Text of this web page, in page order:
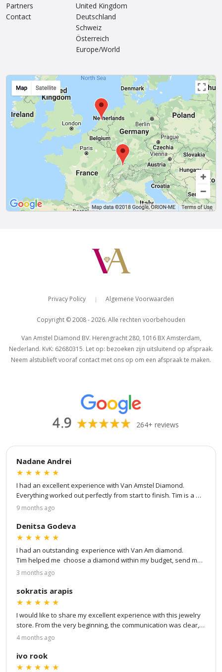
Brug
€ 500 excl. BTW
Noorderkerk
€ 500
Van Amstel Zuiderkerk
Van Amstel
Westertoren
Van Amstel
Waterlooplein
€ 700
Van Amstel
Nieuwmarkt
€ 500
excl. BTW
Van Amstel Leidseplein
€ 500excl. BTW
Van Amstel
Rembrandtplein
Van Amstel Spui
€ 500
Van Amstel Dam
Partners
Contact
United Kingdom
Deutschland
Schweiz
Österreich
Europe/World
Privacy Policy | Algemene Voorwaarden
Copyright © 2008 - 2026. Alle rechten voorbehouden
Van Amstel Diamond BV. Herengracht 280, 1016 BX Amsterdam,
Nederland. KvK: 62680315. Let op: bezoeken zijn uitsluitend op afspraak.
Neem alstublieft vooraf contact met ons op om een afspraak te maken.
264+ reviews
Nadane Andrei
★ ★ ★ ★ ★
I had an excellent experience with Van Amstel Diamond.
Everything worked out perfectly from start to finish. Tim is a
true professional — patient, attentive to every detail, and
the process: from choosing my own stone and ring setting to
virtual design and to the final product. He even showed me
video of the finished ring. The whole process went very
smoothly, and the result is absolutely stunning. I couldn’t be
happier — I highly recommend Tim and Van Amstel Diamond!
9 months ago
Denitsa Godeva
★ ★ ★ ★ ★
I had an outstanding  experience with Van Am diamond.
Tim helped me  choose a diamond within my budget, send me
a video once the diamond was ready, and send me the ring
I highly recommend !
3 months ago
sokratis arapis
★ ★ ★ ★ ★
I would like to share my excellent experience with this jewelry
store. From the very beginning, the communication was clear,
professional, and very helpful. Tim was extremely kind,
making everything smooth and easy.
4 months ago
ivo rook
★ ★ ★ ★ ★